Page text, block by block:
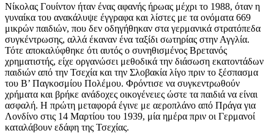
Νίκολας Γουίντον ήταν ένας αφανής ήρωας μέχρι το 1988, όταν η
γυναίκα του ανακάλυψε έγγραφα και λίστες με τα ονόματα 669
μικρών παιδιών, που δεν οδηγήθηκαν στα γερμανικά στρατόπεδα
συγκέντρωσης, αλλά έκαναν ένα ταξίδι σωτηρίας στην Αγγλία.
Τότε αποκαλύφθηκε ότι αυτός ο συνηθισμένος Βρετανός
χρηματιστής, είχε οργανώσει μεθοδικά την διάσωση εκατοντάδων
παιδιών από την Τσεχία και την Σλοβακία λίγο πριν το ξέσπασμα
του Β’ Παγκοσμίου Πολέμου. Φρόντισε να συγκεντρωθούν
χρήματα και βρήκε ανάδοχες οικογένειες ώστε τα παιδιά να είναι
ασφαλή. Η πρώτη μεταφορά έγινε με αεροπλάνο από Πράγα για
Λονδίνο στις 14 Μαρτίου του 1939, μία ημέρα πριν οι Γερμανοί
καταλάβουν εδάφη της Τσεχίας.